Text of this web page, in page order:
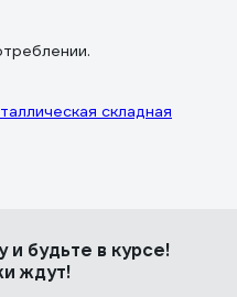
складная
нормально
и будьте в курсе!
ждут!